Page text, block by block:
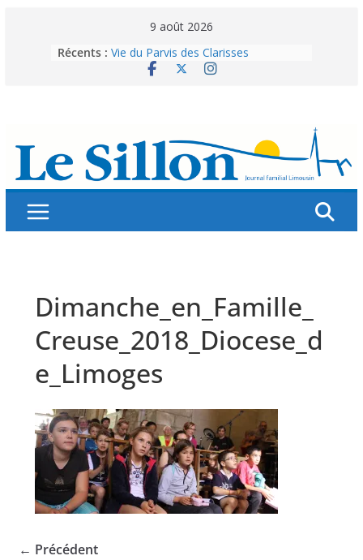
9 août 2026
Récents : Vie du Parvis des Clarisses
La brochure « Des vacances
Splendeurs murales de nos églises
Abonnez-vous ! Réabonnez-vous !
Dimanche_en_Famille_
Creuse_2018_Diocese_d
e_Limoges
← Précédent